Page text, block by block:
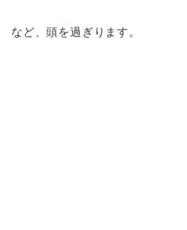
など、頭を過ぎります。